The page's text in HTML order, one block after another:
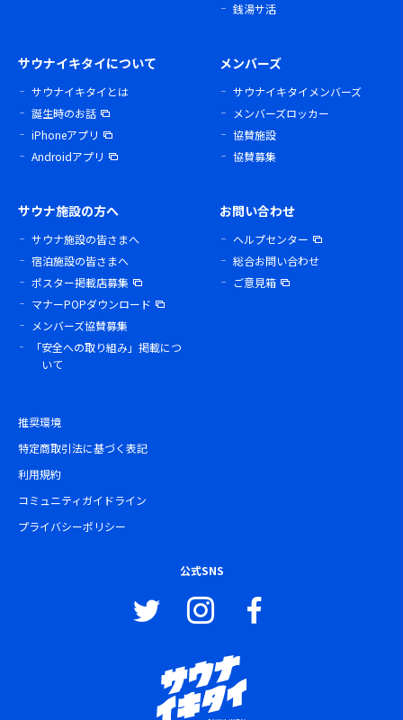
銭湯サ活
サウナイキタイについて
サウナイキタイとは
誕生時のお話
iPhoneアプリ
Androidアプリ
メンバーズ
サウナイキタイメンバーズ
メンバーズロッカー
協賛施設
協賛募集
サウナ施設の方へ
サウナ施設の皆さまへ
宿泊施設の皆さまへ
ポスター掲載店募集
マナーPOPダウンロード
メンバーズ協賛募集
「安全への取り組み」掲載につ
いて
お問い合わせ
ヘルプセンター
総合お問い合わせ
ご意見箱
推奨環境
特定商取引法に基づく表記
利用規約
コミュニティガイドライン
プライバシーポリシー
公式SNS